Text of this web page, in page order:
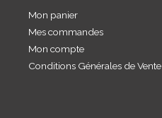
Mon panier
Mes commandes
Mon compte
Conditions Générales de Vente